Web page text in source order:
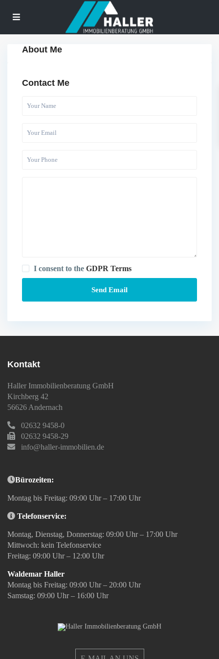
About Me
Contact Me
I consent to theGDPR Terms
Kontakt
Haller Immobilienberatung GmbH
Kirchberg 42
56626 Andernach
02632 9458-0
02632 9458-29
info@haller-immobilien.de
Bürozeiten:
Montag bis Freitag: 09:00 Uhr – 17:00 Uhr
Telefonservice:
Montag, Dienstag, Donnerstag: 09:00 Uhr – 17:00 Uhr
Mittwoch: kein Telefonservice
Freitag: 09:00 Uhr – 12:00 Uhr
Waldemar Haller
Montag bis Freitag: 09:00 Uhr – 20:00 Uhr
Samstag: 09:00 Uhr – 16:00 Uhr